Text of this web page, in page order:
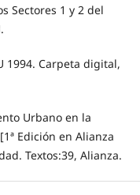
Sectores 1 y 2 del
1994. Carpeta digital,
Urbano en la
Edición en Alianza
Textos:39, Alianza.